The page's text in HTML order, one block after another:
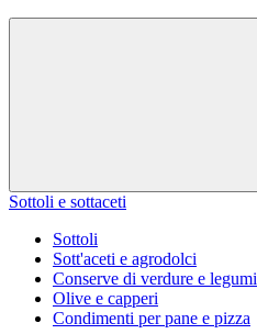
Sottoli e sottaceti
Sottoli
Sott'aceti e agrodolci
Conserve di verdure e legumi
Olive e capperi
Condimenti per pane e pizza